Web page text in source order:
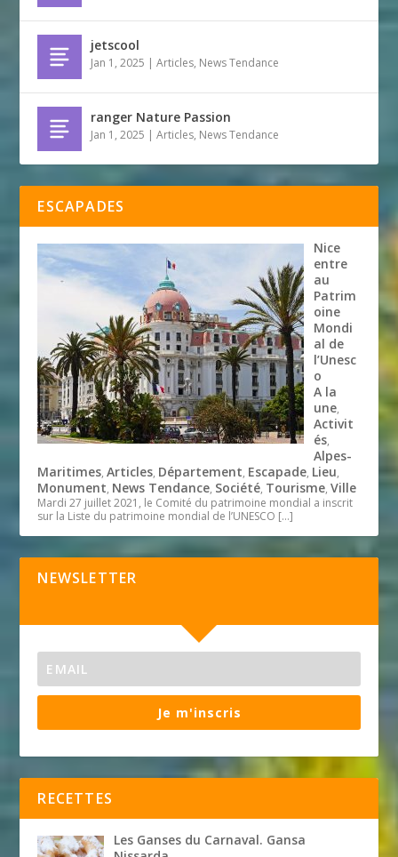
jetscool
Jan 1, 2025 |Articles, News Tendance
ranger Nature Passion
Jan 1, 2025 |Articles, News Tendance
ESCAPADES
Nice
entre
au
Patrim
oine
Mondi
al de
l’Unesc
o
A la
une,
Activit
és,
Alpes-
Maritimes,Articles, Département, Escapade, Lieu,
Monument, News Tendance, Société, Tourisme,Ville
Mardi 27 juillet 2021, le Comité du patrimoine mondial a inscrit
sur la Liste du patrimoine mondial de l’UNESCO […]
NEWSLETTER
Je m'inscris
RECETTES
Les Ganses du Carnaval. Gansa